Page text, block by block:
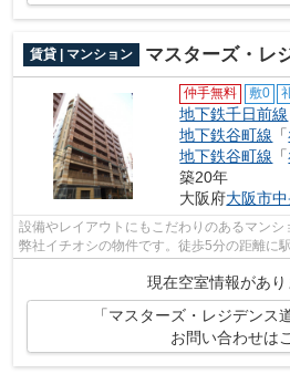
賃貸 | マンション マスターズ・レ
仲手無料 敷0
地下鉄千日前線
地下鉄谷町線 「
地下鉄谷町線 「
築20年
大阪府大阪市
設備やレイアウトにもこだわりのあるマンシ
弊社イチオシの物件です。徒歩5分の距離に
現在空室情報があり
「マスターズ・レジデン
お問い合わせは